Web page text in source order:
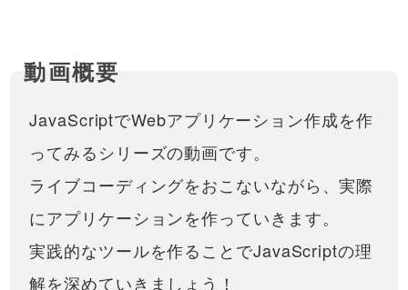
までパスワードが数字のみだったも
のに加えて英字を追加してみます。
英字を追加すること自体は簡…
JavaScriptでWebアプリケーション作成を作
ってみるシリーズの動画です。
ライブコーディングをおこないながら、実際
にアプリケーションを作っていきます。
実践的なツールを作ることでJavaScriptの理
解を深めていきましょう！
ーを作っているところを説明し
作 #1】 まずは簡単なUIを整え
て、ゲーム作りの土台作りか
ら作っていきましょう！
※内容が若干古いので、意識でき
る方は以下のように書いてみて
ください。・アロー関数を使え
るところはアロー関数で書きま
しょう。・オブジェクトからデ
ータを取得するときは、ドット
を使って書いてください。//…
方法！ページの読み込み中に
ローディングアニメーション
を表示させてみましょう！
読み込みが遅いページに対して
ローディングアニメーション
（loading animation）などを実装